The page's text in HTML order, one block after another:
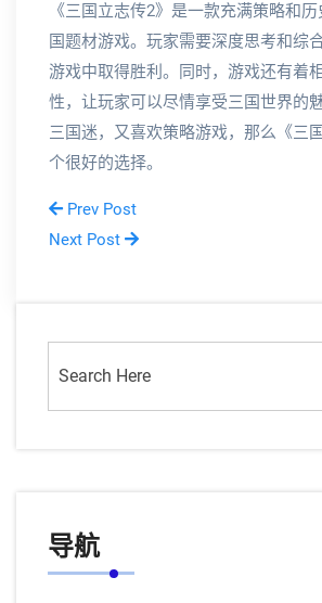
《三国立志传2》是一款充满策略和
国题材游戏。玩家需要深度思考和综
游戏中取得胜利。同时，游戏还有着
性，让玩家可以尽情享受三国世界的
三国迷，又喜欢策略游戏，那么《三
个很好的选择。
Prev Post
Next Post
导航